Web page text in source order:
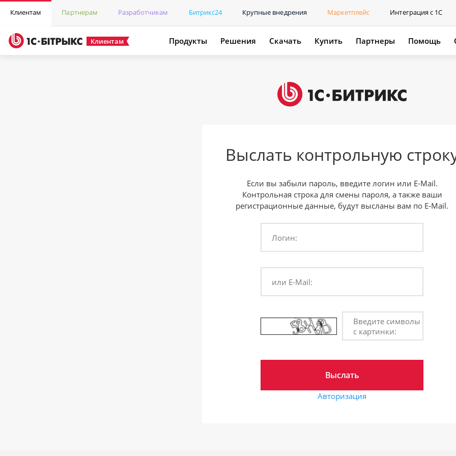
Клиентам Партнерам Разработчикам Битрикс24 Крупные внедрения Маркетплейс Интеграция с 1С
Клиентам Продукты Решения Скачать Купить Партнеры Помощь
Выслать контрольную
Если вы забыли пароль, введите логин или E-Mail.
Контрольная строка для смены пароля, а также ваши
регистрационные данные, будут высланы вам по E-Mail.
Логин:
или E-Mail:
Введите символы
с картинки:
Авторизация